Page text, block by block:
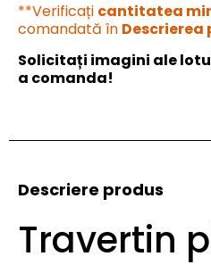
**Verificați cantitatea
comandată în Descrierea
Solicitați imagini ale
a comanda!
Descriere produs
Travertin